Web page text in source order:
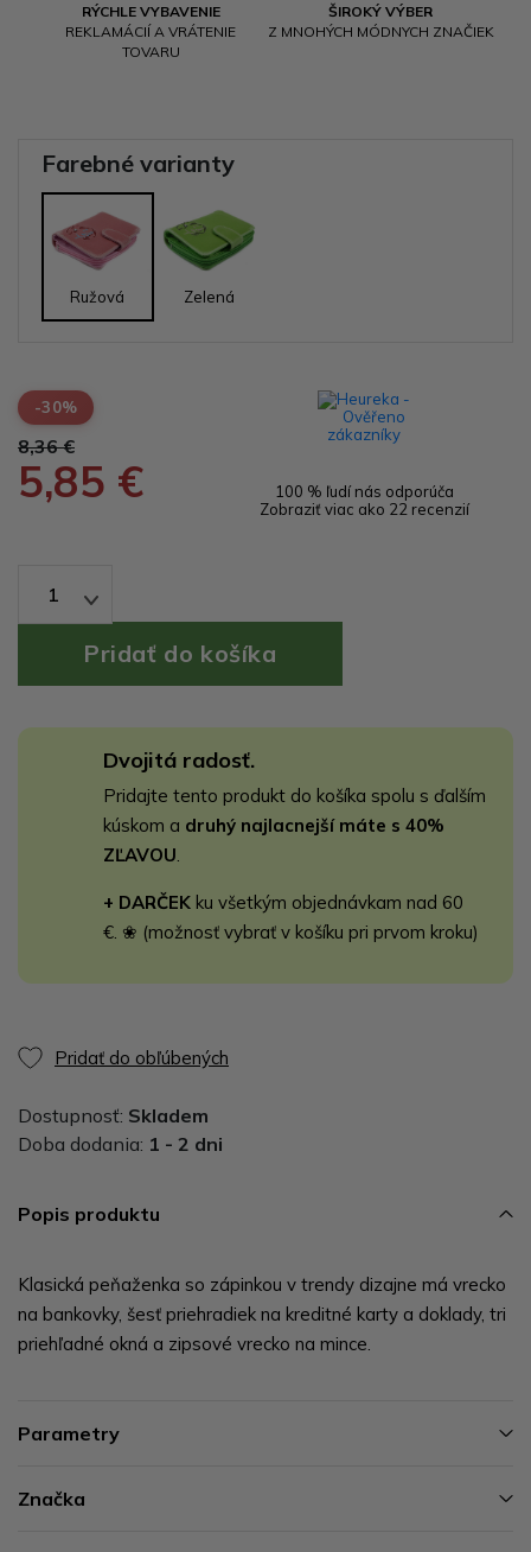
RÝCHLE VYBAVENIE
REKLAMÁCIÍ A VRÁTENIE
TOVARU
ŠIROKÝ VÝBER
Z MNOHÝCH MÓDNYCH ZNAČIEK
Farebné varianty
Ružová Zelená
-30%
8,36 €
5,85 €
100 % ľudí nás odporúča
Zobraziť viac ako 22 recenzií
1
Dvojitá radosť.
Pridajte tento produkt do košíka spolu s ďalším
kúskom a druhý najlacnejší máte s 40%
ZĽAVOU
+ DARČEK ku všetkým objednávkam nad 60
€. ❀ (možnosť vybrať v košíku pri prvom kroku)
Pridať do obľúbených
Dostupnosť: Skladem
Doba dodania: 1 - 2 dni
Popis produktu
Klasická peňaženka so zápinkou v trendy dizajne má vrecko
na bankovky, šesť priehradiek na kreditné karty a doklady, tri
priehľadné okná a zipsové vrecko na mince.
Parametry
Značka